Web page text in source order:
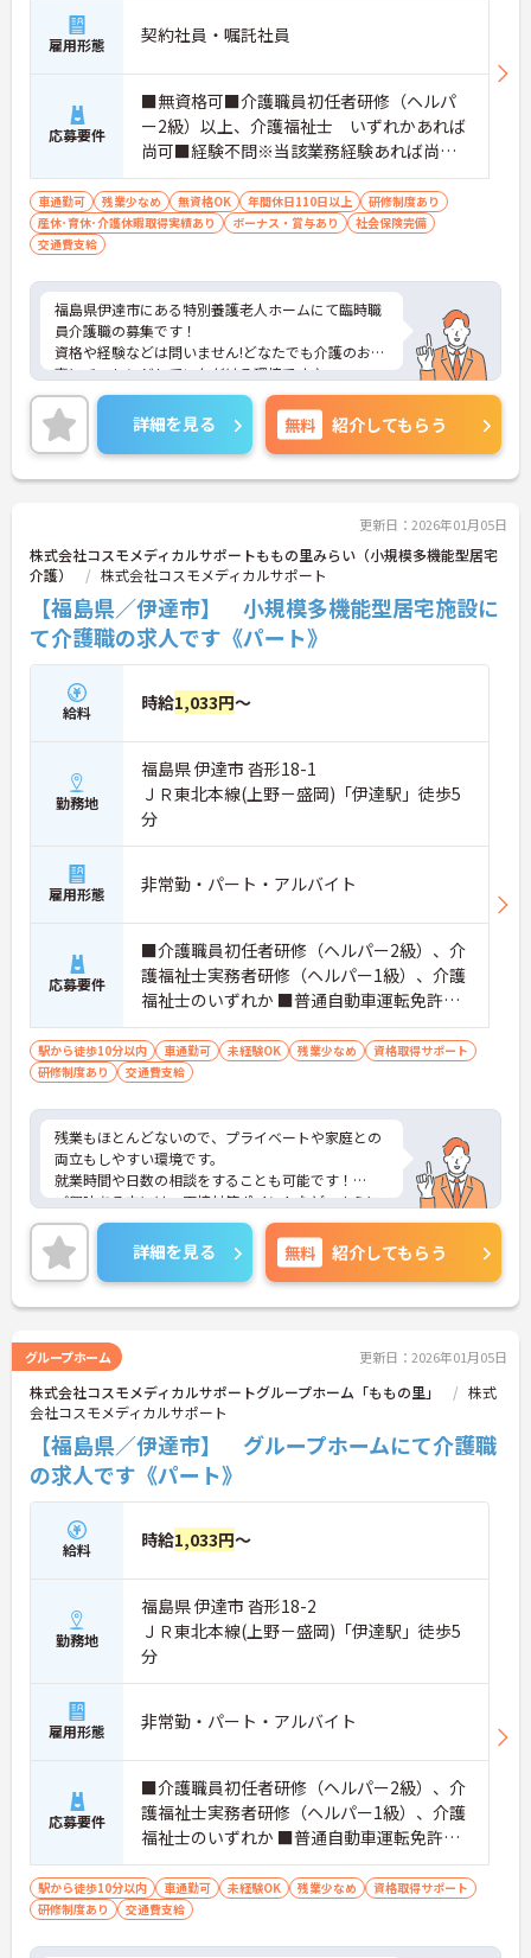
雇用形態 契約社員・嘱託社員
応募要件
■無資格可■介護職員初任者研修（ヘルパ
ー2級）以上、介護福祉士 いずれかあれば
尚可■経験不問※当該業務経験あれば尚可
■普通自動車運転免許あれば尚可（ＡＴ限
定可）
車通勤可 残業少なめ 無資格OK 年間休日110日以上
研修制度あり
産休･育休･介護休暇取得実績あり
ボーナス・賞与あり
社会保険完備
交通費支給
福島県伊達市にある特別養護老人ホームにて臨時職
員介護職の募集です！
資格や経験などは問いません!どなたでも介護のお仕
事にチャレンジしていただける環境です♪
ご興味がある方は是非一度マイナビまでお問合せ下
さい。更に詳細などお伝えします。
詳細を見る 無料 紹介してもらう
更新日：2026年01月05日
株式会社コスモメディカルサポートももの里みらい（小規模多機能型居宅
介護）
株式会社コスモメディカルサポート
【福島県／伊達市】 小規模多機能型居宅施設に
て介護職の求人です《パート》
給料 時給1,033円～
勤務地
福島県 伊達市 沓形18-1
ＪＲ東北本線(上野－盛岡)「伊達駅」徒歩5
分
雇用形態 非常勤・パート・アルバイト
応募要件
■介護職員初任者研修（ヘルパー2級）、介
護福祉士実務者研修（ヘルパー1級）、介護
福祉士のいずれか ■普通自動車運転免許（A
T車限定可） ■介護職の経験があると尚
可 ※未経験談可
駅から徒歩10分以内 車通勤可 未経験OK 残業少なめ
資格取得サポート
研修制度あり
交通費支給
残業もほとんどないので、プライベートや家庭との
両立もしやすい環境です。
就業時間や日数の相談をすることも可能です！
ご興味ある方には、面接対策ポイントなど、さらに
詳細をお話しいたしますのでお気軽にご相談くださ
い！
詳細を見る 無料 紹介してもらう
グループホーム 更新日：2026年01月05日
株式会社コスモメディカルサポートグループホーム「ももの里」
株式
会社コスモメディカルサポート
【福島県／伊達市】 グループホームにて介護職
の求人です《パート》
給料 時給1,033円～
勤務地
福島県 伊達市 沓形18-2
ＪＲ東北本線(上野－盛岡)「伊達駅」徒歩5
分
雇用形態 非常勤・パート・アルバイト
応募要件
■介護職員初任者研修（ヘルパー2級）、介
護福祉士実務者研修（ヘルパー1級）、介護
福祉士のいずれか ■普通自動車運転免許（A
T車限定可） ■介護職の経験があると尚
可 ※未経験談可
駅から徒歩10分以内 車通勤可 未経験OK 残業少なめ
資格取得サポート
研修制度あり
交通費支給